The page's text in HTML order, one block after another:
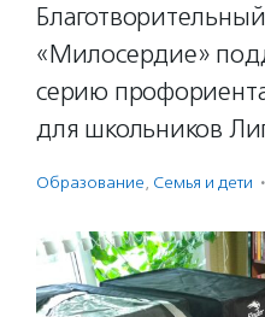
«Милосердие»
серию
для школьников
Образование, Семья и дети ·